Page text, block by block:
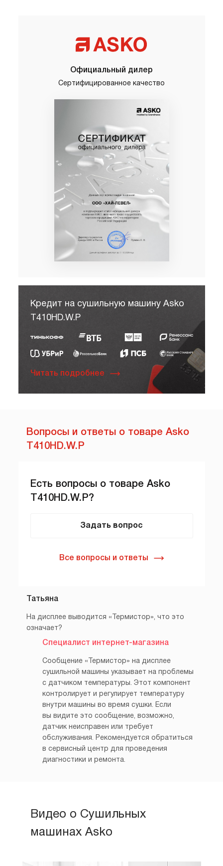
Официальный дилер
Сертифицированное качество
Кредит на сушильную машину Asko
T410HD.W.P
Читать подробнее
Вопросы и ответы о товаре Asko
T410HD.W.P
Татьяна
На дисплее выводится «Термистор», что это
означает?
Специалист интернет-магазина
Сообщение «Термистор» на дисплее
сушильной машины указывает на проблемы
с датчиком температуры. Этот компонент
контролирует и регулирует температуру
внутри машины во время сушки. Если
вы видите это сообщение, возможно,
датчик неисправен или требует
обслуживания. Рекомендуется обратиться
в сервисный центр для проведения
диагностики и ремонта.
Есть вопросы о товаре Asko
T410HD.W.P?
Задать вопрос
Все вопросы и ответы
Видео о Сушильных
машинах Asko